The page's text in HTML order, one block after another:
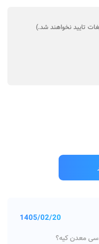
1405/02/20
معدن کیه؟